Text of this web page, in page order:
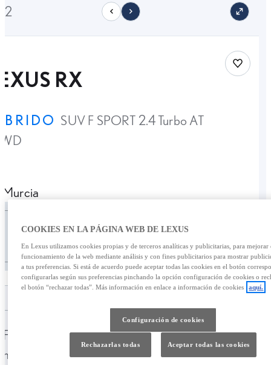
RX
SUV F SPORT 2.4 Turbo AT
Save car
Murcia
Precio Oferta
79.900,00 €
Fecha de
matriculación
Kilometraje
45.408 Km.
COOKIES EN LA PÁGINA WEB DE LEXUS
En Lexus utilizamos cookies propias y de terceros analíticas y publicitarias, para mejorar
funcionamiento de la web mediante análisis y con fines publicitarios para mostrar
a tus preferencias. Si está de acuerdo puede aceptar todas las cookies en el botón
configurarlas según sus preferencias pinchando la opción configuración de cookies o
el botón “rechazar todas”. Más información en enlace a información de cookies
aquí.
Configuración de cookies
Rechazarlas todas Aceptar todas las cookies